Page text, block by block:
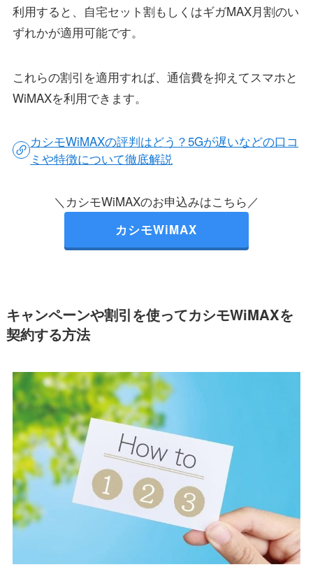
利用すると、自宅セット割もしくはギガMAX月割のい
ずれかが適用可能です。
これらの割引を適用すれば、通信費を抑えてスマホと
WiMAXを利用できます。
カシモWiMAXの評判はどう？5Gが遅いなどの口コ
ミや特徴について徹底解説
＼カシモWiMAXのお申込みはこちら／
カシモWiMAX
キャンペーンや割引を使ってカシモWiMAXを
契約する方法